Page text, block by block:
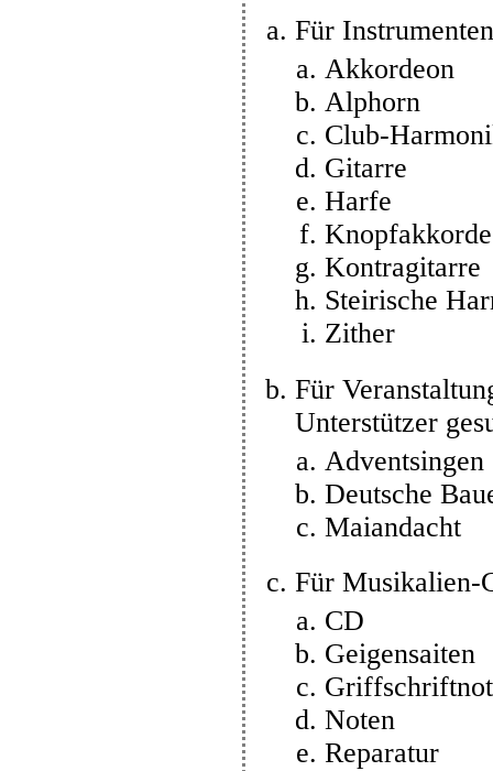
Für
Akkordeon
Alphorn
Club-
Gitarre
Harfe
Kontragitarre
Steirische
Zither
Für
Unterstützer
Adventsingen
Deutsche
Maiandacht
Für Musikalien-
CD
Geigensaiten
Noten
Reparatur